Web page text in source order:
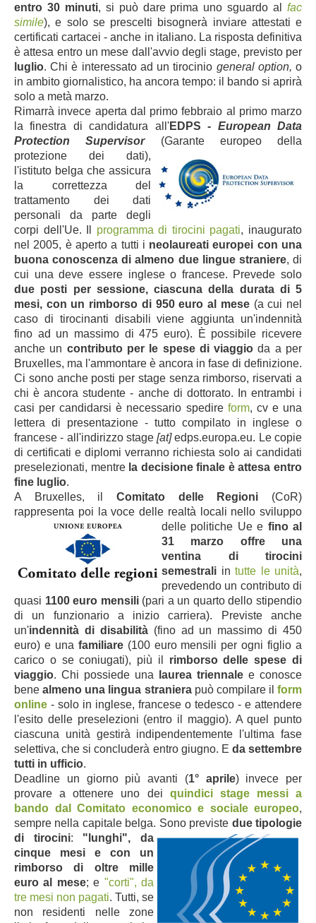
entro 30 minuti, si può dare prima uno sguardo alfac
simile), e solo se prescelti bisognerà inviare attestati e
certificati cartacei - anche in italiano. La risposta definitiva
è attesa entro un mese dall'avvio degli stage, previsto per
luglio. Chi è interessato ad un tirocinio general option,o
in ambito giornalistico, ha ancora tempo: il bando si aprirà
solo a metà marzo.
Rimarrà invece aperta dal primo febbraio al primo marzo
la finestra di candidatura all'EDPS - European Data
Protection Supervisor(Garante europeo
della
protezione dei dati),
l'istituto belga che assicura
la correttezza del
trattamento dei dati
personali da parte degli
corpi dell'Ue. Il programma di tirocini pagati, inaugurato
nel 2005, è aperto a tutti i neolaureati europei con una
buona conoscenza di almeno due lingue straniere, di
cui una deve essere inglese o francese. Prevede solo
due posti per sessione, ciascuna della durata di 5
mesi, con un rimborso di 950 euro al mese(a cui nel
caso di tirocinanti disabili viene aggiunta un'indennità
fino ad un massimo di 475 euro). È possibile ricevere
anche un contributo per le spese di viaggio da a per
Bruxelles, ma l'ammontare è ancora in fase di definizione.
Ci sono anche posti per stage senza rimborso, riservati a
chi è ancora studente - anche di dottorato. In entrambi i
casi per candidarsi è necessario spedire form, cv e una
lettera di presentazione - tutto compilato in inglese o
francese - all'indirizzo stage[at]edps.europa.eu. Le copie
di certificati e diplomi verranno richiesta solo ai candidati
preselezionati, mentre la decisione finale è attesa entro
fine luglio.
A Bruxelles, il Comitato delle Regioni (CoR)
rappresenta poi la voce delle realtà locali nello sviluppo
delle politiche Ue e fino al
31 marzo offre una
ventina di tirocini
semestrali in tutte le unità,
prevedendo un contributo di
quasi 1100 euro mensili(pari a un quarto dello stipendio
di un funzionario a inizio carriera). Previste anche
un'indennità di disabilità(fino ad un massimo di 450
euro) e una familiare (100 euro mensili per ogni figlio a
carico o se coniugati), più il rimborso delle spese di
viaggio. Chi possiede una laurea triennale e conosce
benealmeno una lingua stranierapuò compilare il form
online - solo in inglese, francese o tedesco - e attendere
l'esito delle preselezioni (entro il maggio). A quel punto
ciascuna unità gestirà indipendentemente l'ultima fase
selettiva, che si concluderà entro giugno. E da settembre
tutti in ufficio.
Deadline un giorno più avanti (1° aprile) invece per
provare a ottenere uno dei quindici stage messi a
bando dal Comitato economico e sociale europeo,
sempre nella capitale belga. Sono previste due tipologie
di tirocini: "lunghi", da
cinque mesi e con un
rimborso di oltre mille
euro al mese; e "corti", da
tre mesi non pagati. Tutti, se
non residenti nelle zone